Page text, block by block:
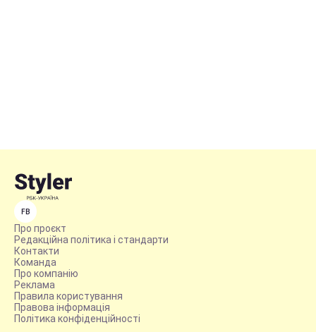
FB
Про проєкт
Редакційна політика і стандарти
Контакти
Команда
Про компанію
Реклама
Правила користування
Правова інформація
Політика конфіденційності